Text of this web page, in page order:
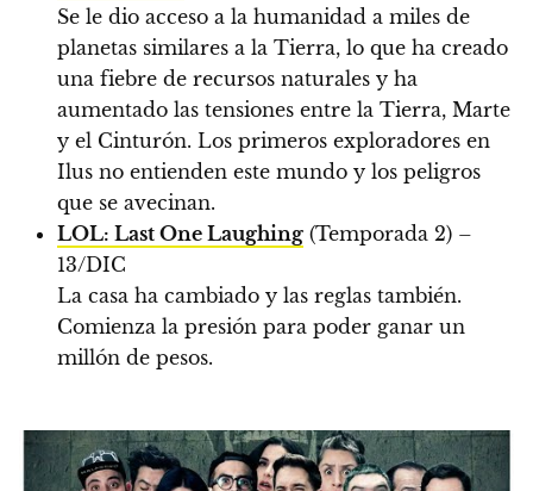
Se le dio acceso a la humanidad a miles de
planetas similares a la Tierra, lo que ha creado
una fiebre de recursos naturales y ha
aumentado las tensiones entre la Tierra, Marte
y el Cinturón. Los primeros exploradores en
Ilus no entienden este mundo y los peligros
que se avecinan.
LOL: Last One Laughing (Temporada 2) –
13/DIC
La casa ha cambiado y las reglas también.
Comienza la presión para poder ganar un
millón de pesos.